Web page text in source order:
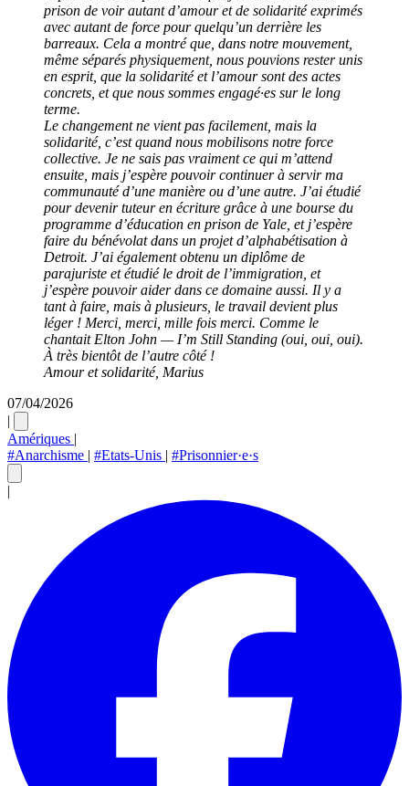
prison de voir autant d’amour et de solidarité exprimés
avec autant de force pour quelqu’un derrière les
barreaux. Cela a montré que, dans notre mouvement,
même séparés physiquement, nous pouvions rester unis
en esprit, que la solidarité et l’amour sont des actes
concrets, et que nous sommes engagé·es sur le long
terme.
Le changement ne vient pas facilement, mais la
solidarité, c’est quand nous mobilisons notre force
collective. Je ne sais pas vraiment ce qui m’attend
ensuite, mais j’espère pouvoir continuer à servir ma
communauté d’une manière ou d’une autre. J’ai étudié
pour devenir tuteur en écriture grâce à une bourse du
programme d’éducation en prison de Yale, et j’espère
faire du bénévolat dans un projet d’alphabétisation à
Detroit. J’ai également obtenu un diplôme de
parajuriste et étudié le droit de l’immigration, et
j’espère pouvoir aider dans ce domaine aussi. Il y a
tant à faire, mais à plusieurs, le travail devient plus
léger ! Merci, merci, mille fois merci. Comme le
chantait Elton John — I’m Still Standing (oui, oui, oui).
À très bientôt de l’autre côté !
Amour et solidarité, Marius
07/04/2026
|
Amériques |
#Anarchisme | #Etats-Unis | #Prisonnier·e·s
|